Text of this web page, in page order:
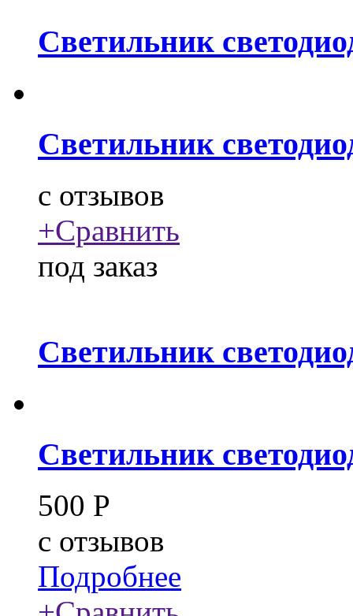
Светильник
Светильник
c отзывов
+Сравнить
под заказ
Светильник
Светильник
500 Р
c отзывов
Подробнее